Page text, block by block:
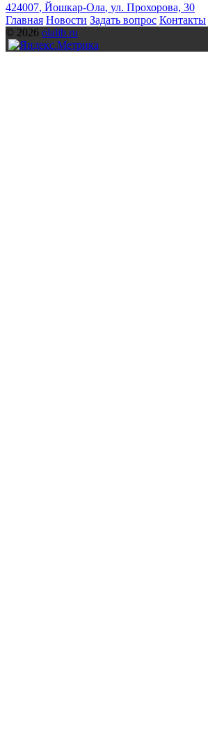
424007, Йошкар-Ола, ул. Прохорова, 30
Главная Новости Задать вопрос Контакты
© 2026 olalib.ru